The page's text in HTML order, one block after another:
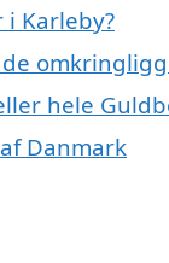
Karleby?
hele
Danmark